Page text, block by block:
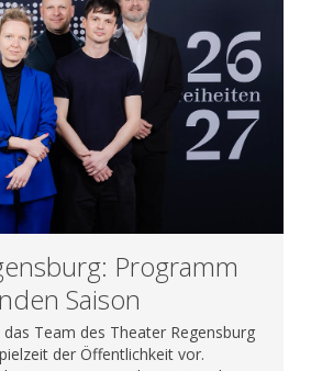
Programm
Saison
Team des Theater Regensburg
der Öffentlichkeit vor.